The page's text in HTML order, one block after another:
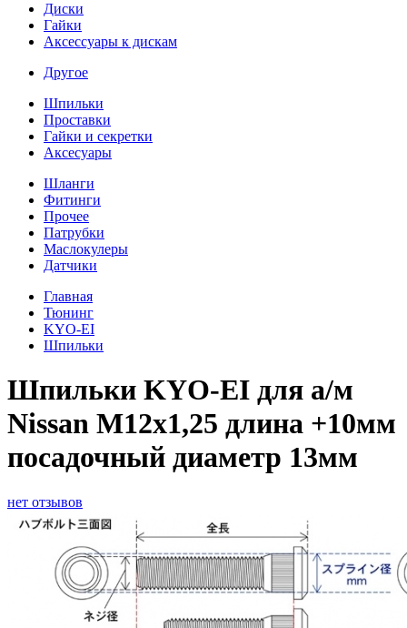
Диски
Гайки
Аксессуары к дискам
Другое
Шпильки
Проставки
Гайки и секретки
Аксесуары
Шланги
Фитинги
Прочее
Патрубки
Маслокулеры
Датчики
Главная
Тюнинг
KYO-EI
Шпильки
Шпильки KYO-EI для а/м
Nissan M12x1,25 длина +10мм
посадочный диаметр 13мм
нет отзывов